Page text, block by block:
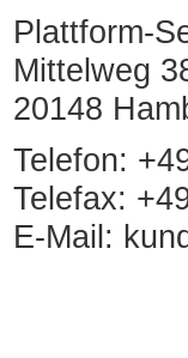
Plattform-
Mittelweg
20148
Telefon:
Telefax:
E-Mail: